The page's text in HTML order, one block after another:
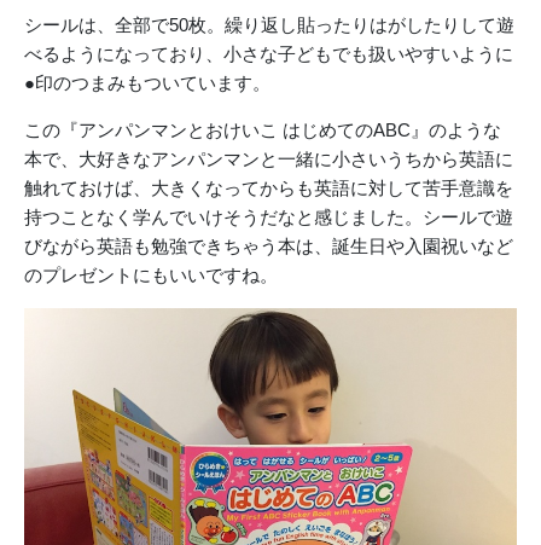
シールは、全部で50枚。繰り返し貼ったりはがしたりして遊
べるようになっており、小さな子どもでも扱いやすいように
●印のつまみもついています。
この『アンパンマンとおけいこ はじめてのABC』のような
本で、大好きなアンパンマンと一緒に小さいうちから英語に
触れておけば、大きくなってからも英語に対して苦手意識を
持つことなく学んでいけそうだなと感じました。シールで遊
びながら英語も勉強できちゃう本は、誕生日や入園祝いなど
のプレゼントにもいいですね。